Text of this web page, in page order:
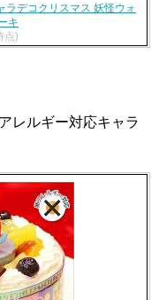
ラデコクリスマス 妖怪ウォ
キ
点)
レルギー対応キャラ